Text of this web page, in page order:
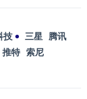
技 三星 腾讯
推特 索尼